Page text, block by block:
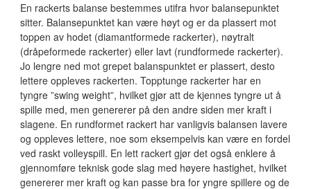
En rackerts balanse bestemmes utifra hvor balansepunktet
sitter. Balansepunktet kan være høyt og er da plassert mot
toppen av hodet (diamantformede rackerter), nøytralt
(dråpeformede rackerter) eller lavt (rundformede rackerter).
Jo lengre ned mot grepet balanspunktet er plassert, desto
lettere oppleves rackerten. Topptunge rackerter har en
tyngre ”swing weight”, hvilket gjør att de kjennes tyngre ut å
spille med, men genererer på den andre siden mer kraft i
slagene. En rundformet rackert har vanligvis balansen lavere
og oppleves lettere, noe som eksempelvis kan være en fordel
ved raskt volleyspill. En lett rackert gjør det også enklere å
gjennomføre teknisk gode slag med høyere hastighet, hvilket
genererer mer kraft og kan passe bra for yngre spillere og de